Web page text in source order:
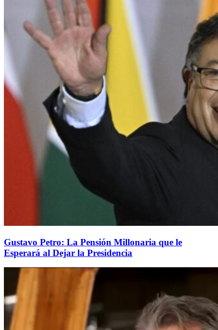
Gustavo Petro: La Pensión Millonaria que le
Esperará al Dejar la Presidencia